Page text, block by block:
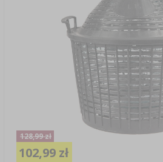
128,99 zł
102,99 zł